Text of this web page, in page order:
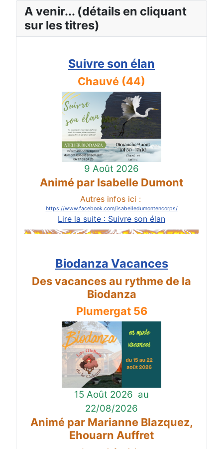
A venir... (détails en cliquant
sur les titres)
Suivre son élan
Chauvé (44)
9 Août 2026
Animé par Isabelle Dumont
Autres infos ici :
https://www.facebook.com/isabelledumontencorps/
Lire la suite : Suivre son élan
Biodanza Vacances
Des vacances au rythme de la
Biodanza
Plumergat 56
15 Août 2026 au
22/08/2026
Animé par Marianne Blazquez,
Ehouarn Auffret